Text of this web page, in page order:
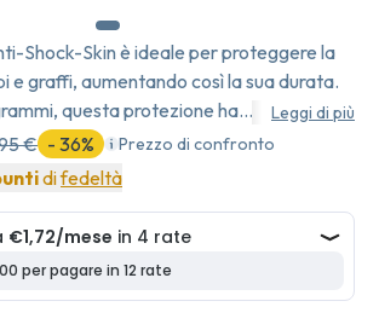
Shock-Skin è ideale per proteggere la
e graffi, aumentando così la sua durata.
questa protezione ha
impatto sul peso e sull'equilibrio della
Leggi di più
€ - 36% Prezzo di confronto
difedeltà